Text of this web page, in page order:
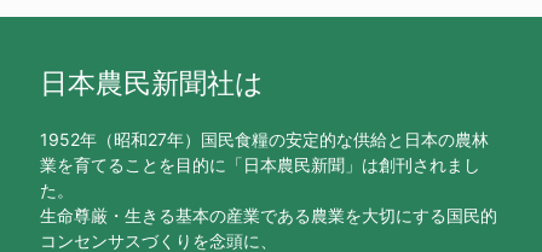
日本農民新聞社は
1952年（昭和27年）国民食糧の安定的な供給と日本の農林
業を育てることを目的に「日本農民新聞」は創刊されまし
た。
生命尊厳・生きる基本の産業である農業を大切にする国民的
コンセンサスづくりを念頭に、